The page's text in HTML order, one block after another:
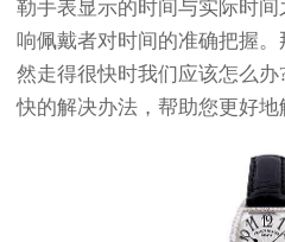
勒手表显示的时间与实际时
响佩戴者对时间的准确把握
然走得很快时我们应该怎么
快的解决办法，帮助您更好地